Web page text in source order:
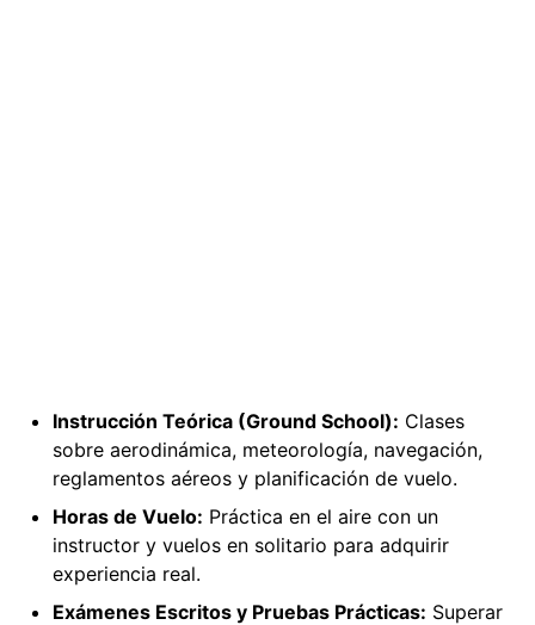
Instrucción Teórica (Ground School): Clases
sobre aerodinámica, meteorología, navegación,
reglamentos aéreos y planificación de vuelo.
Horas de Vuelo: Práctica en el aire con un
instructor y vuelos en solitario para adquirir
experiencia real.
Exámenes Escritos y Pruebas Prácticas: Superar